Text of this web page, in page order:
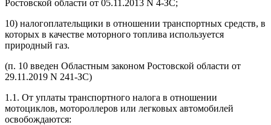
Ростовской области от 05.11.2013 N 4-ЗС;
10) налогоплательщики в отношении транспортных средств, в
которых в качестве моторного топлива используется
природный газ.
(п. 10 введен Областным законом Ростовской области от
29.11.2019 N 241-ЗС)
1.1. От уплаты транспортного налога в отношении
мотоциклов, мотороллеров или легковых автомобилей
освобождаются: